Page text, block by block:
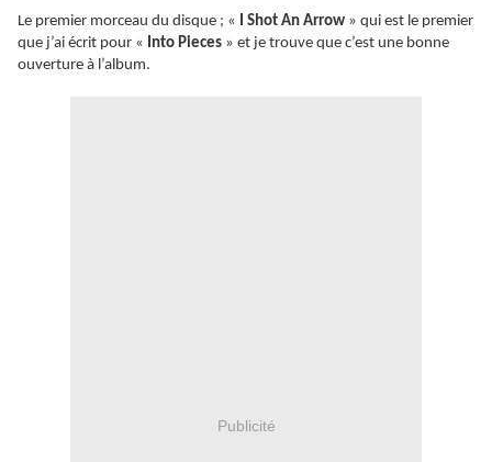
Le premier morceau du disque ; « I Shot An Arrow » qui est le premier
que j’ai écrit pour « Into Pieces » et je trouve que c’est une bonne
ouverture à l’album.
Publicité